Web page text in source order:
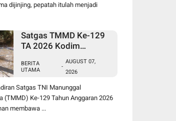
dijinjing, pepatah itulah menjadi
Satgas TMMD Ke-129
TA 2026 Kodim
Solusi Renovasi
Mushollah Al Maghribi
yang Mulai Rapuh
BERITA
UTAMA
-
AUGUST 07,
2026
Satgas TNI Manunggal
(TMMD) Ke-129 Tahun Anggaran 2026
membawa ...